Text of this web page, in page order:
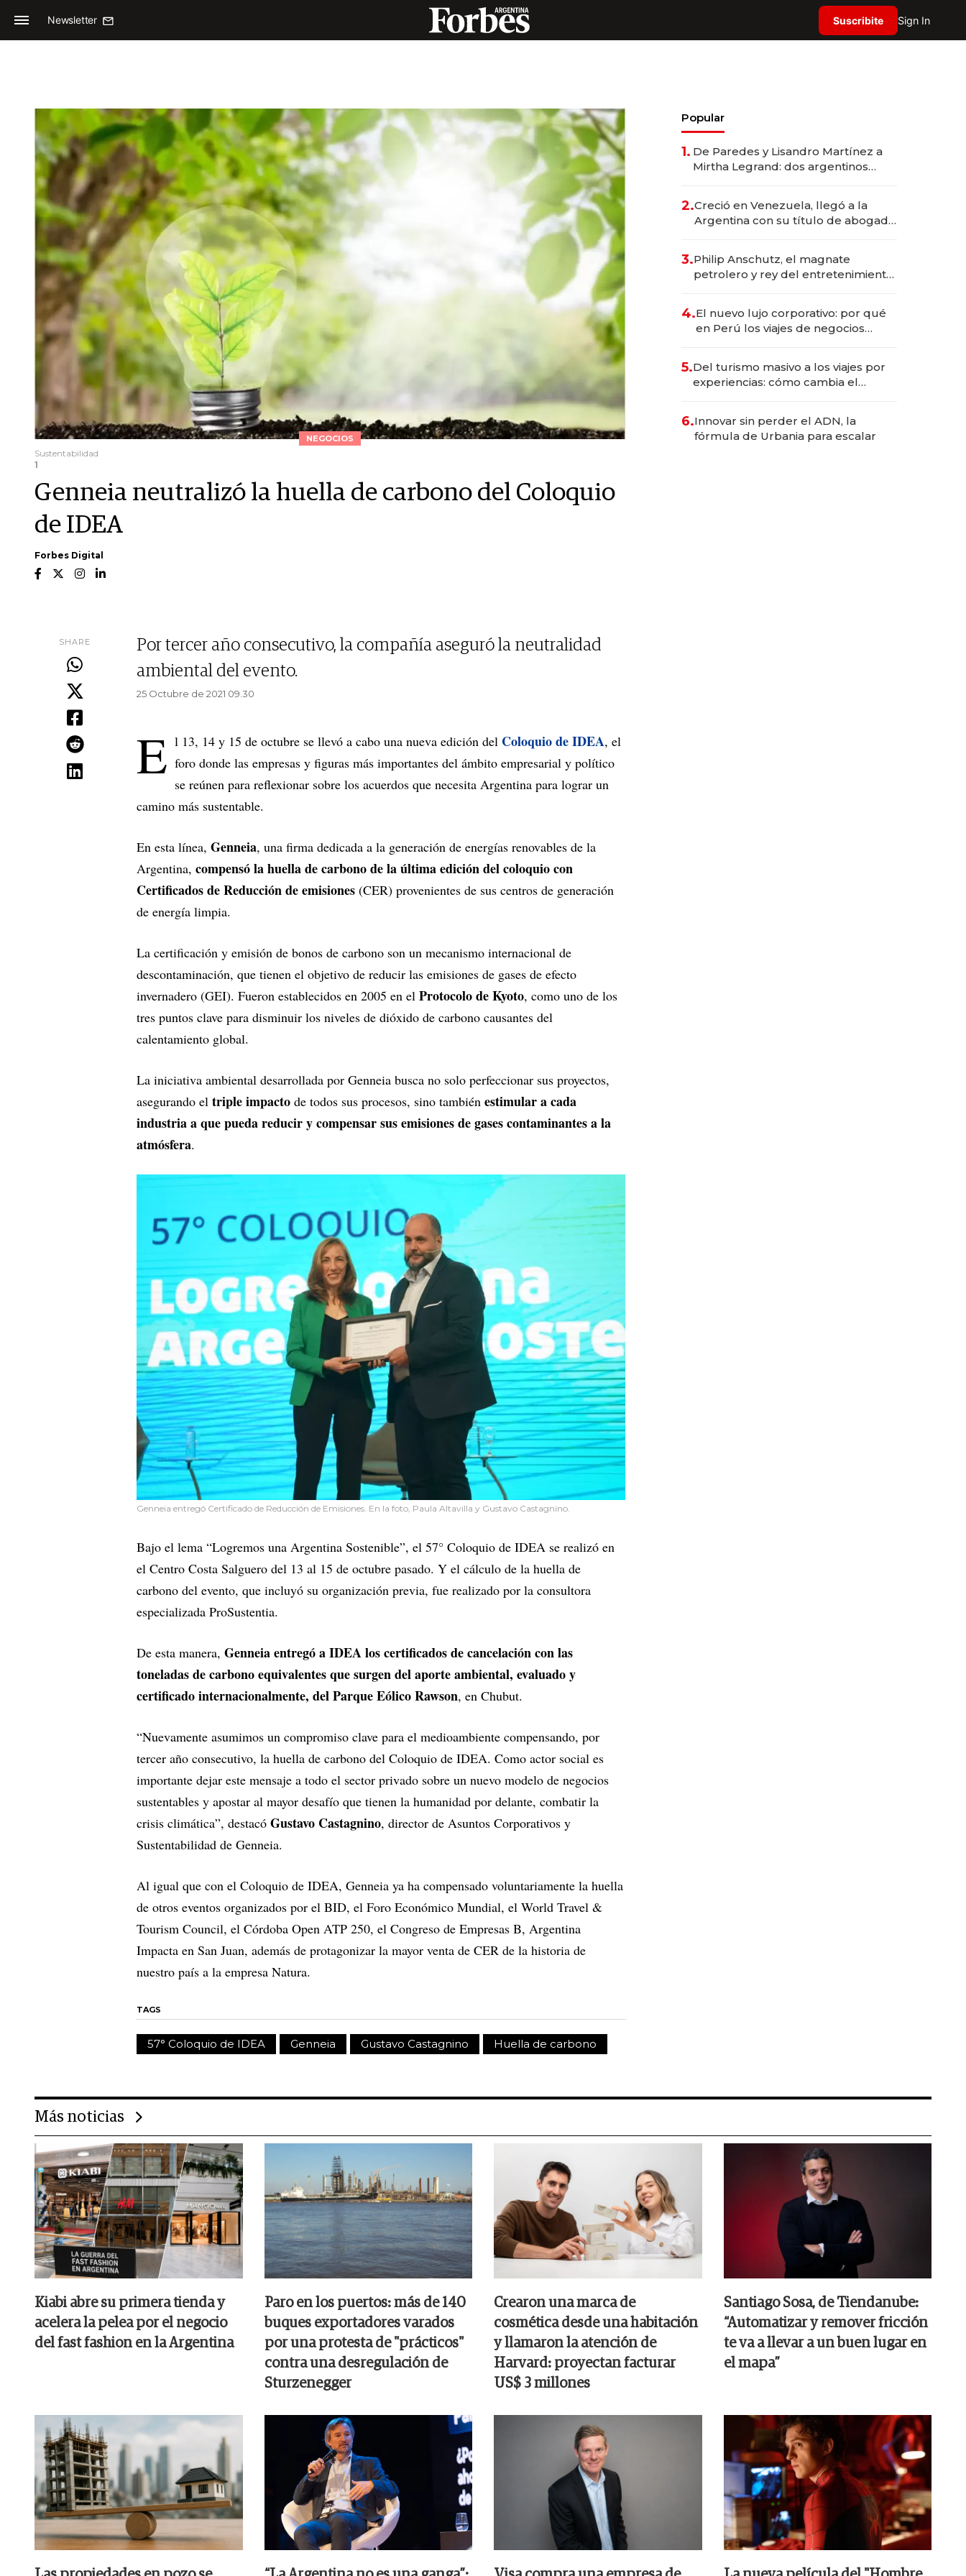
Newsletter Suscribite Sign In
NEGOCIOS
Sustentabilidad
1
Genneia neutralizó la huella de carbono del Coloquio
de IDEA
Forbes Digital
SHARE
Por tercer año consecutivo, la compañía aseguró la neutralidad
ambiental del evento.
25 Octubre de 2021 09.30
E l 13, 14 y 15 de octubre se llevó a cabo una nueva edición del Coloquio de IDEA, el
foro donde las empresas y figuras más importantes del ámbito empresarial y político
se reúnen para reflexionar sobre los acuerdos que necesita Argentina para lograr un
camino más sustentable.
En esta línea, Genneia, una firma dedicada a la generación de energías renovables de la
Argentina, compensó la huella de carbono de la última edición del coloquio con
Certificados de Reducción de emisiones (CER) provenientes de sus centros de generación
de energía limpia.
La certificación y emisión de bonos de carbono son un mecanismo internacional de
descontaminación, que tienen el objetivo de reducir las emisiones de gases de efecto
invernadero (GEI). Fueron establecidos en 2005 en el Protocolo de Kyoto, como uno de los
tres puntos clave para disminuir los niveles de dióxido de carbono causantes del
calentamiento global.
La iniciativa ambiental desarrollada por Genneia busca no solo perfeccionar sus proyectos,
asegurando el triple impacto de todos sus procesos, sino también estimular a cada
industria a que pueda reducir y compensar sus emisiones de gases contaminantes a la
atmósfera.
Genneia entregó Certificado de Reducción de Emisiones. En la foto, Paula Altavilla y Gustavo Castagnino.
Bajo el lema “Logremos una Argentina Sostenible”, el 57° Coloquio de IDEA se realizó en
el Centro Costa Salguero del 13 al 15 de octubre pasado. Y el cálculo de la huella de
carbono del evento, que incluyó su organización previa, fue realizado por la consultora
especializada ProSustentia.
De esta manera, Genneia entregó a IDEA los certificados de cancelación con las
toneladas de carbono equivalentes que surgen del aporte ambiental, evaluado y
certificado internacionalmente, del Parque Eólico Rawson, en Chubut.
“Nuevamente asumimos un compromiso clave para el medioambiente compensando, por
tercer año consecutivo, la huella de carbono del Coloquio de IDEA. Como actor social es
importante dejar este mensaje a todo el sector privado sobre un nuevo modelo de negocios
sustentables y apostar al mayor desafío que tienen la humanidad por delante, combatir la
crisis climática”, destacó Gustavo Castagnino, director de Asuntos Corporativos y
Sustentabilidad de Genneia.
Al igual que con el Coloquio de IDEA, Genneia ya ha compensado voluntariamente la huella
de otros eventos organizados por el BID, el Foro Económico Mundial, el World Travel &
Tourism Council, el Córdoba Open ATP 250, el Congreso de Empresas B, Argentina
Impacta en San Juan, además de protagonizar la mayor venta de CER de la historia de
nuestro país a la empresa Natura.
TAGS
57° Coloquio de IDEA Genneia Gustavo Castagnino Huella de carbono
Popular
1. De Paredes y Lisandro Martínez a
Mirtha Legrand: dos argentinos
2.Creció en Venezuela, llegó a la
Argentina con su título de abogado
marcas "fast premium"
3.Philip Anschutz, el magnate
petrolero y rey del entretenimiento
4.El nuevo lujo corporativo: por qué
en Perú los viajes de negocios
transformadoras
5.Del turismo masivo a los viajes por
experiencias: cómo cambia el
6.Innovar sin perder el ADN, la
fórmula de Urbania para escalar
Más noticias
Kiabi abre su primera tienda y
acelera la pelea por el negocio
del fast fashion en la Argentina
Paro en los puertos: más de 140
buques exportadores varados
por una protesta de "prácticos"
contra una desregulación de
Sturzenegger
Crearon una marca de
cosmética desde una habitación
y llamaron la atención de
Harvard: proyectan facturar
US$ 3 millones
Santiago Sosa, de Tiendanube:
“Automatizar y remover fricción
te va a llevar a un buen lugar en
el mapa”